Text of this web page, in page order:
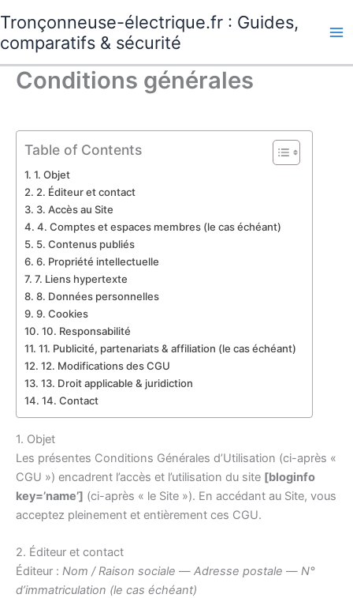
au
contenu
Tronçonneuse-électrique.fr : Guides,
comparatifs & sécurité
Conditions générales
Table of Contents
1. Objet
2. Éditeur et contact
3. Accès au Site
4. Comptes et espaces membres (le cas échéant)
5. Contenus publiés
6. Propriété intellectuelle
7. Liens hypertexte
8. Données personnelles
9. Cookies
10. Responsabilité
11. Publicité, partenariats & affiliation (le cas échéant)
12. Modifications des CGU
13. Droit applicable & juridiction
14. Contact
1. Objet
Les présentes Conditions Générales d’Utilisation (ci-après «
CGU ») encadrent l’accès et l’utilisation du site [bloginfo
key=’name’] (ci-après « le Site »). En accédant au Site, vous
acceptez pleinement et entièrement ces CGU.
2. Éditeur et contact
Éditeur : Nom / Raison sociale — Adresse postale — N°
d’immatriculation (le cas échéant)